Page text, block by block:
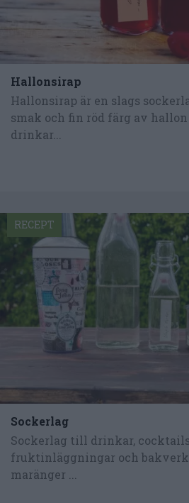
Hallonsirap
Hallonsirap är en slags
smak och fin röd färg av
drinkar...
Sockerlag
Sockerlag till drinkar,
fruktinläggningar och
maränger ...
RECEPT